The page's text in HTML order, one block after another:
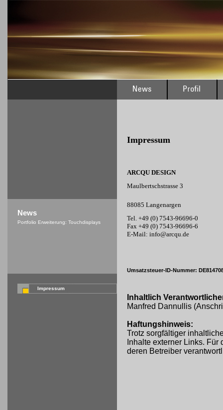
Impressum
ARCQU DESIGN
Maulbertschstrasse 3
88085 Langenargen
Tel. +49 (0) 7543-96696-0
Fax +49 (0) 7543-96696-6
E-Mail: info@arcqu.de
Umsatzsteuer-ID-Nummer:
Inhaltlich
Manfred Dannullis
Haftungshinweis:
Trotz sorgfältiger
Inhalte externer Links.
deren Betreiber
News
Portfolio Erweiterung: Touchdisplays
Impressum